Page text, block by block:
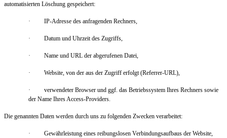
automatisierten Löschung gespeichert:
· IP-Adresse des anfragenden Rechners,
· Datum und Uhrzeit des Zugriffs,
· Name und URL der abgerufenen Datei,
· Website, von der aus der Zugriff erfolgt (Referrer-URL),
· verwendeter Browser und ggf. das Betriebssystem Ihres Rechners sowie
der Name Ihres Access-Providers.
Die genannten Daten werden durch uns zu folgenden Zwecken verarbeitet:
· Gewährleistung eines reibungslosen Verbindungsaufbaus der Website,